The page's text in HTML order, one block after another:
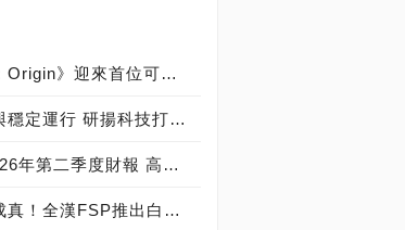
《七大罪：Origin》迎來首位可遊玩十誡角色「德里艾利」
聚焦耐用與穩定運行 研揚科技打造新一代 COM Express Type 6 模組
LG公布2026年第二季度財報 高附加價值產品銷售成長與成本競爭力提升，營業獲利年增 147%
玩家敲碗成真！全漢FSP推出白色 VITA PM MIT 1000W 靜音電源純白上市！ MIT 白金電源首度披上純白戰袍，支援 ATX 3.1、PCIe 5.1，10年保固！